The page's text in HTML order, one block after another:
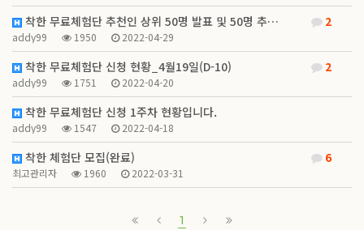
2
착한 무료체험단 추천인 상위 50명 발표 및 50명 추…
addy99 1950 2022-04-29
2
착한 무료체험단 신청 현황_4월19일(D-10)
addy99 1751 2022-04-20
착한 무료체험단 신청 1주차 현황입니다.
addy99 1547 2022-04-18
6
착한 체험단 모집(완료)
최고관리자 1960 2022-03-31
1